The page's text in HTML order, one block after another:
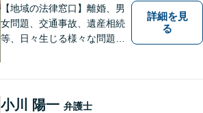
【地域の法律窓口】離婚、男
女問題、交通事故、遺産相続
等、日々生じる様々な問題に
す。
詳細を見
る
小川 陽一 弁護士